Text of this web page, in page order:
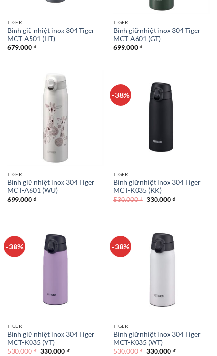
TIGER
Bình giữ nhiệt inox 304 Tiger
MCT-A501 (HT)
679.000₫
TIGER
Bình giữ nhiệt inox 304 Tiger
MCT-A601 (GT)
699.000₫
TIGER
Bình giữ nhiệt inox 304 Tiger
MCT-A601 (WU)
699.000₫
-38%
TIGER
Bình giữ nhiệt inox 304 Tiger
MCT-K035 (KK)
530.000₫ Giá
330.000₫Giá
-38%
TIGER
Bình giữ nhiệt inox 304 Tiger
MCT-K035 (VT)
530.000₫ Giá
330.000₫Giá
-38%
TIGER
Bình giữ nhiệt inox 304 Tiger
MCT-K035 (WT)
530.000₫ Giá
330.000₫Giá